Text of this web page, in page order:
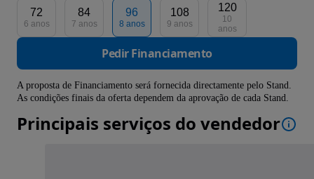
72
6 anos
84
7 anos
96
8 anos
108
9 anos
120
10
anos
Pedir Financiamento
A proposta de Financiamento será fornecida directamente pelo Stand.
As condições finais da oferta dependem da aprovação de cada Stand.
Principais serviços do vendedor